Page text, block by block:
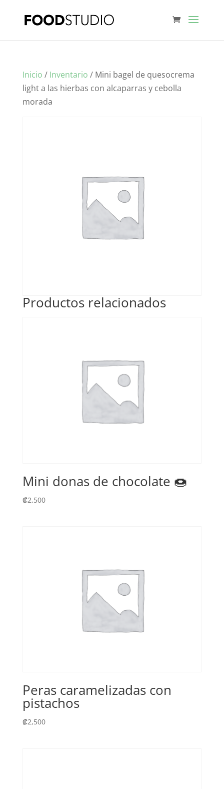
Inicio / Inventario / Mini bagel de quesocrema
light a las hierbas con alcaparras y cebolla
morada
Productos relacionados
Mini donas de chocolate 🍩
₡2,500
Peras caramelizadas con
pistachos
₡2,500